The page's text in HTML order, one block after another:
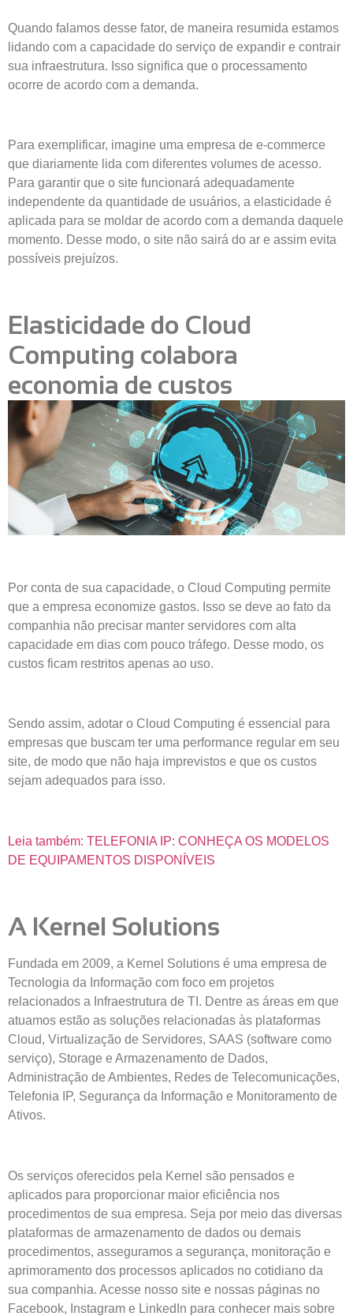
Quando falamos desse fator, de maneira resumida estamos
lidando com a capacidade do serviço de expandir e contrair
sua infraestrutura. Isso significa que o processamento
ocorre de acordo com a demanda.
Para exemplificar, imagine uma empresa de e-commerce
que diariamente lida com diferentes volumes de acesso.
Para garantir que o site funcionará adequadamente
independente da quantidade de usuários, a elasticidade é
aplicada para se moldar de acordo com a demanda daquele
momento. Desse modo, o site não sairá do ar e assim evita
possíveis prejuízos.
Elasticidade do Cloud
Computing colabora
economia de custos
Por conta de sua capacidade, o Cloud Computing permite
que a empresa economize gastos. Isso se deve ao fato da
companhia não precisar manter servidores com alta
capacidade em dias com pouco tráfego. Desse modo, os
custos ficam restritos apenas ao uso.
Sendo assim, adotar o Cloud Computing é essencial para
empresas que buscam ter uma performance regular em seu
site, de modo que não haja imprevistos e que os custos
sejam adequados para isso.
Leia também: TELEFONIA IP: CONHEÇA OS MODELOS
DE EQUIPAMENTOS DISPONÍVEIS
A Kernel Solutions
Fundada em 2009, a Kernel Solutions é uma empresa de
Tecnologia da Informação com foco em projetos
relacionados a Infraestrutura de TI. Dentre as áreas em que
atuamos estão as soluções relacionadas às plataformas
Cloud, Virtualização de Servidores, SAAS (software como
serviço), Storage e Armazenamento de Dados,
Administração de Ambientes, Redes de Telecomunicações,
Telefonia IP, Segurança da Informação e Monitoramento de
Ativos.
Os serviços oferecidos pela Kernel são pensados e
aplicados para proporcionar maior eficiência nos
procedimentos de sua empresa. Seja por meio das diversas
plataformas de armazenamento de dados ou demais
procedimentos, asseguramos a segurança, monitoração e
aprimoramento dos processos aplicados no cotidiano da
sua companhia. Acesse nosso site e nossas páginas no
Facebook, Instagram e LinkedIn para conhecer mais sobre